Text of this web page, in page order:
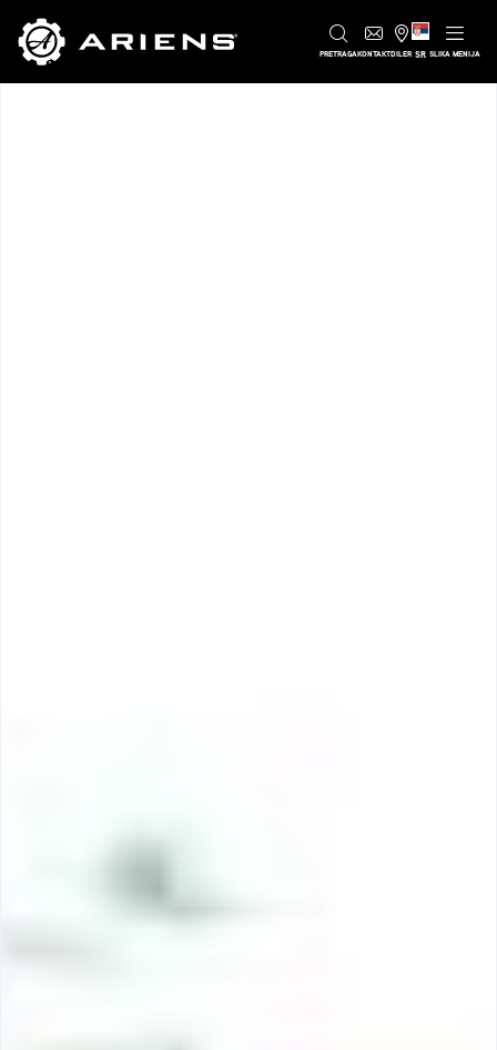
PRETRAGAKONTAKTDILER SR SLIKA MENIJA